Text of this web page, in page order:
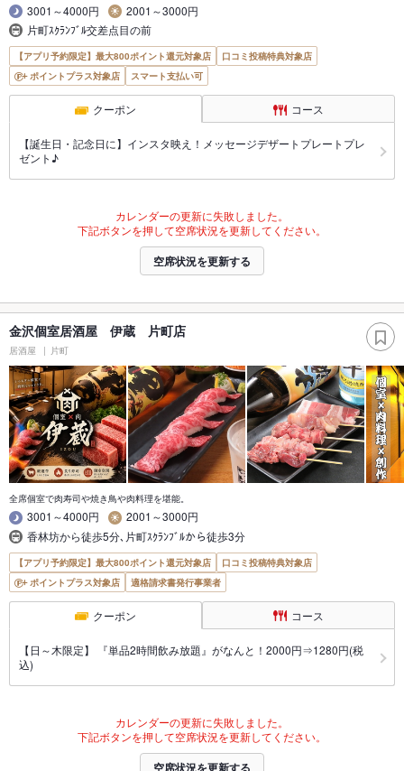
3001～4000円
2001～3000円
片町ｽｸﾗﾝﾌﾞﾙ交差点目の前
【アプリ予約限定】最大800ポイント還元対象店
口コミ投稿特典対象店
ポイントプラス対象店
スマート支払い可
クーポン コース
【誕生日・記念日に】インスタ映え！メッセージデザートプレートプレ
ゼント♪
カレンダーの更新に失敗しました。
下記ボタンを押して空席状況を更新してください。
空席状況を更新する
金沢個室居酒屋 伊蔵 片町店
居酒屋 片町
全席個室で肉寿司や焼き鳥や肉料理を堪能。
3001～4000円
2001～3000円
香林坊から徒歩5分､片町ｽｸﾗﾝﾌﾞﾙから徒歩3分
【アプリ予約限定】最大800ポイント還元対象店
口コミ投稿特典対象店
ポイントプラス対象店
適格請求書発行事業者
クーポン コース
【日～木限定】 『単品2時間飲み放題』がなんと！2000円⇒1280円(税
込)
カレンダーの更新に失敗しました。
下記ボタンを押して空席状況を更新してください。
空席状況を更新する